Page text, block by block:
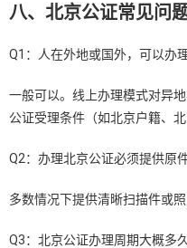
八、北京公证常见问
Q1：人在外地或国外，可以办
一般可以。线上办理模式对异
公证受理条件（如北京户籍、
Q2：办理北京公证必须提供原件
多数情况下提供清晰扫描件或照
Q3：北京公证办理周期大概多